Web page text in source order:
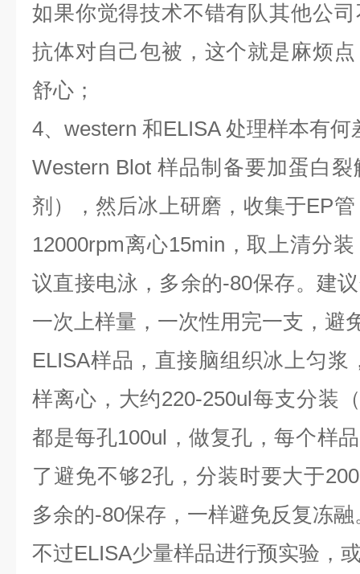
如果你觉得技术不错有队其他公
抗体对自己包被，这个就是麻烦
舒心；
4、western 和ELISA 处理样本有何
Western Blot 样品制备要加蛋白
剂），然后冰上研磨，收集于EP
12000rpm离心15min，取上清分
议直接电泳，多余的-80保存。建
一次上样量，一次性用完一支，避
ELISA样品，直接脑组织冰上匀浆
样离心，大约220-250ul每支分装
都是每孔100ul，做复孔，每个样
了避免不够2孔，分装时要大于
多余的-80保存，一样避免反复冻融
不过ELISA少量样品进行预实验，